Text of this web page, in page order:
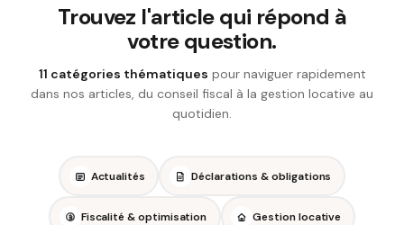
Trouvez l'article qui répond à
votre question.
11 catégories thématiques pour naviguer rapidement
dans nos articles, du conseil fiscal à la gestion locative au
quotidien.
Actualités Déclarations & obligations
Fiscalité & optimisation Gestion locative